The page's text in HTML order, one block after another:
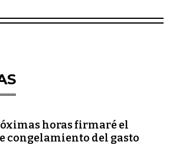
horas firmaré el
congelamiento del gasto